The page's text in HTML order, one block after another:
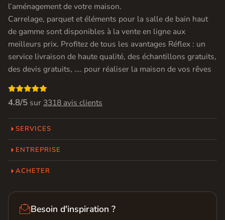
l’aménagement de votre maison.
Carrelage, parquet et éléments pour la salle de bain haut
de gamme sont disponibles à la vente en ligne aux
meilleurs prix. Profitez de tous les avantages Réflex : un
service livraison de haute qualité, des échantillons gratuits,
des devis gratuits, …. pour réaliser la maison de vos rêves

4.8/5 sur 3318 avis clients
SERVICES
ENTREPRISE
ACHETER
Besoin d'inspiration ?